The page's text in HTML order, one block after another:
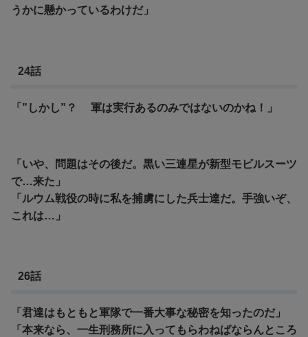
うかに懸かっているわけだ」
24話
「”しかし”？ 軍は実行あるのみではないのかね！」
「いや、問題はその後だ。黒い三連星が新型モビルスーツ
で…来た」
「ルウム戦役の時に私を捕虜にした兵士達だ。手強いぞ、
これは…」
26話
「君達はもともと軍隊で一番大事な秘密を知ったのだ」
「本来なら、一生刑務所に入ってもらわねばならんところ